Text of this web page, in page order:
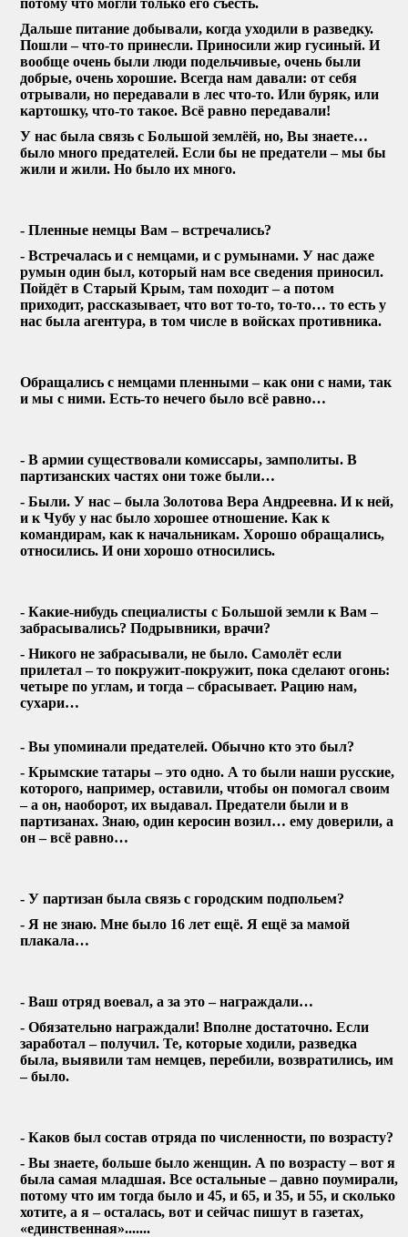
потому что могли только его съесть.
Дальше питание добывали, когда уходили в разведку.
Пошли – что-то принесли. Приносили жир гусиный. И
вообще очень были люди подельчивые, очень были
добрые, очень хорошие. Всегда нам давали: от себя
отрывали, но передавали в лес что-то. Или буряк, или
картошку, что-то такое. Всё равно передавали!
У нас была связь с Большой землёй, но, Вы знаете…
было много предателей. Если бы не предатели – мы бы
жили и жили. Но было их много.
- Пленные немцы Вам – встречались?
- Встречалась и с немцами, и с румынами. У нас даже
румын один был, который нам все сведения приносил.
Пойдёт в Старый Крым, там походит – а потом
приходит, рассказывает, что вот то-то, то-то… то есть у
нас была агентура, в том числе в войсках противника.
Обращались с немцами пленными – как они с нами, так
и мы с ними. Есть-то нечего было всё равно…
- В армии существовали комиссары, замполиты. В
партизанских частях они тоже были…
- Были. У нас – была Золотова Вера Андреевна. И к ней,
и к Чубу у нас было хорошее отношение. Как к
командирам, как к начальникам. Хорошо обращались,
относились. И они хорошо относились.
- Какие-нибудь специалисты с Большой земли к Вам –
забрасывались? Подрывники, врачи?
- Никого не забрасывали, не было. Самолёт если
прилетал – то покружит-покружит, пока сделают огонь:
четыре по углам, и тогда – сбрасывает. Рацию нам,
сухари…
- Вы упоминали предателей. Обычно кто это был?
- Крымские татары – это одно. А то были наши русские,
которого, например, оставили, чтобы он помогал своим
– а он, наоборот, их выдавал. Предатели были и в
партизанах. Знаю, один керосин возил… ему доверили, а
он – всё равно…
- У партизан была связь с городским подпольем?
- Я не знаю. Мне было 16 лет ещё. Я ещё за мамой
плакала…
- Ваш отряд воевал, а за это – награждали…
- Обязательно награждали! Вполне достаточно. Если
заработал – получил. Те, которые ходили, разведка
была, выявили там немцев, перебили, возвратились, им
– было.
- Каков был состав отряда по численности, по возрасту?
- Вы знаете, больше было женщин. А по возрасту – вот я
была самая младшая. Все остальные – давно поумирали,
потому что им тогда было и 45, и 65, и 35, и 55, и сколько
хотите, а я – осталась, вот и сейчас пишут в газетах,
«единственная».......